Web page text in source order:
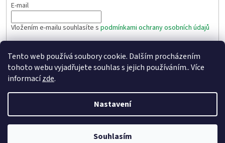
Tento web používá soubory cookie. Dalším procházením
tohoto webu vyjadřujete souhlas s jejich používáním.. Více
informacízde.
Nastavení
Souhlasím
E-mail
Vložením e-mailu souhlasíte s podmínkami ochrany osobních údajů
PŘIHLÁSIT SE
Vytvořil Shoptet
Copyright 2026Eshop těsnění - Texim s.r.o.. Všechna práva
vyhrazena.